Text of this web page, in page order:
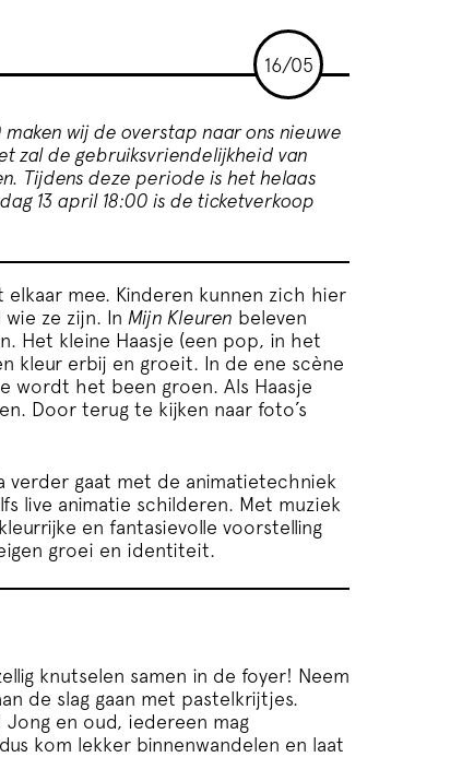
16/05
wij de overstap naar ons nieuwe
zal de gebruiksvriendelijkheid van
Tijdens deze periode is het helaas
13 april 18:00 is de ticketverkoop
mee. Kinderen kunnen zich hier
ze zijn. In Mijn Kleuren beleven
Het kleine Haasje (een pop, in het
kleur erbij en groeit. In de ene scène
wordt het been groen. Als Haasje
Door terug te kijken naar foto’s
verder gaat met de animatietechniek
live animatie schilderen. Met muziek
en fantasievolle voorstelling
groei en identiteit.
knutselen samen in de foyer! Neem
de slag gaan met pastelkrijtjes.
en oud, iedereen mag
kom lekker binnenwandelen en laat